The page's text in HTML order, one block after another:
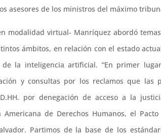
asesores de los ministros del máximo
modalidad virtual- Manríquez abordó
ámbitos, en relación con el estado
la inteligencia artificial. “En primer
y consultas por los reclamos que las
por denegación de acceso a la
de Derechos Humanos, el
Partimos de la base de los